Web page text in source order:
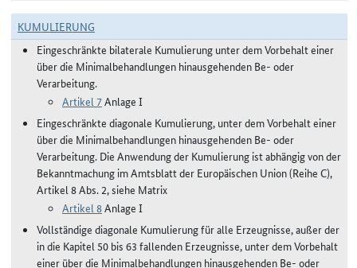
KUMULIERUNG
Eingeschränkte bilaterale Kumulierung unter dem Vorbehalt einer
über die Minimalbehandlungen hinausgehenden Be- oder
Verarbeitung.
Artikel 7Anlage I
Eingeschränkte diagonale Kumulierung, unter dem Vorbehalt einer
über die Minimalbehandlungen hinausgehenden Be- oder
Verarbeitung. Die Anwendung der Kumulierung ist abhängig von der
Bekanntmachung im Amtsblatt der Europäischen Union (Reihe C),
Artikel 8 Abs. 2, siehe Matrix
Artikel 8Anlage I
Vollständige diagonale Kumulierung für alle Erzeugnisse, außer der
in die Kapitel 50 bis 63 fallenden Erzeugnisse, unter dem Vorbehalt
einer über die Minimalbehandlungen hinausgehenden Be- oder